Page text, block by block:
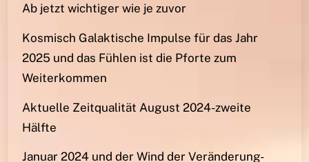
Ab jetzt wichtiger wie je zuvor
Kosmisch Galaktische Impulse für das Jahr
2025 und das Fühlen ist die Pforte zum
Weiterkommen
Aktuelle Zeitqualität August 2024-zweite
Hälfte
Januar 2024 und der Wind der Veränderung-